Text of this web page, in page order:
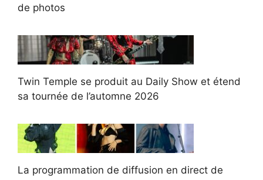
de photos
Twin Temple se produit au Daily Show et étend
sa tournée de l’automne 2026
La programmation de diffusion en direct de